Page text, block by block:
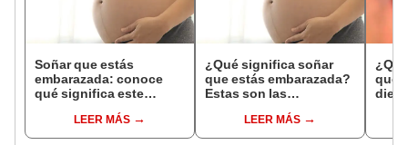
Soñar que estás
embarazada: conoce
qué significa este
LEER MÁS
¿Qué significa soñar
que estás embarazada?
Estas son las
comunesLEER MÁS
que